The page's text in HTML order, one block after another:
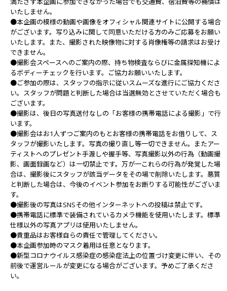
いたしません。
●本企画の模様の動画や画像をオフィシャル関連サイトに公開する場合
がございます。写り込みに関して同意いただける方のみご応募をお願い
いたします。また、撮影された映像物に対する肖像権等の請求はお受け
できません。
●撮影会スペースへのご案内の際、持ち物検査ならびに金属探知機によ
るボディーチェックを行います。ご協力お願いいたします。
●ご参加の際は、スタッフの指示に従いスムーズな進行にご協力くださ
い。スタッフが問題と判断した場合は当選無効とさせていただく場合も
ございます。
●撮影は、後日の写真送付なしの「お客様の携帯電話による撮影」で行
います。
●撮影会はお1人ずつご案内のもとお客様の携帯電話をお借りして、ス
タッフが撮影いたします。写真の撮り直し等一切できません。またアー
ティストへのプレゼント手渡しや握手等、写真撮影以外の行為（動画撮
影、画面録画など）は一切禁止です。万が一これらの行為が発覚した場
合は、撮影後にスタッフが該当データをその場で削除いたします。悪質
と判断した場合は、今後のイベント参加をお断りする可能性がございま
す。
●撮影後の写真はSNSその他インターネットへの投稿は禁止です。
●携帯電話に標準で装備されているカメラ機能を使用いたします。標準
仕様以外の写真アプリは使用いたしません。
●貴重品はお客様自らの責任で管理してください｡
●本企画参加時のマスク着用は任意となります。
●新型コロナウイルス感染症の感染症法上の位置づけ変更に伴い、その
前後で運営ルールが変更になる場合がございます。予めご了承くださ
い。